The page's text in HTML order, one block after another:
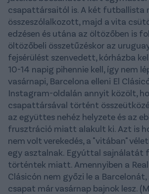
csapattársaitól is. A két futballista
összeszólalkozott, majd a vita
edzésen és utána az öltözőben is
öltözőbeli összetűzéskor az
fejsérülést szenvedett, kórházba
10-14 napig pihennie kell, így nem
vasárnapi, Barcelona elleni El
Instagram-oldalán annyit közölt,
csapattársával történt
az együttes nehéz helyzete és az
frusztráció miatt alakult ki. Azt is
nem volt verekedés, a "vitában"
egy asztalnak. Egyúttal sajnálatát
történtek miatt. Amennyiben a
Clásicón nem győzi le a
csapat már vasárnap bajnok lesz.